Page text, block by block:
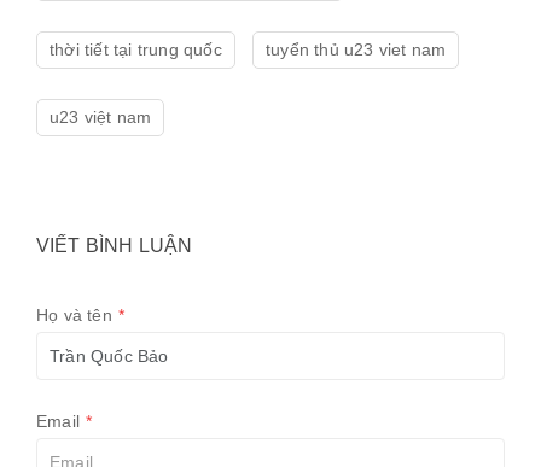
thời tiết tại trung quốc tuyển thủ u23 viet nam
u23 việt nam
VIẾT BÌNH LUẬN
Họ và tên *
Email *